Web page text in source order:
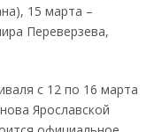
15 марта –
Переверзева,
с 12 по 16 марта
Ярославской